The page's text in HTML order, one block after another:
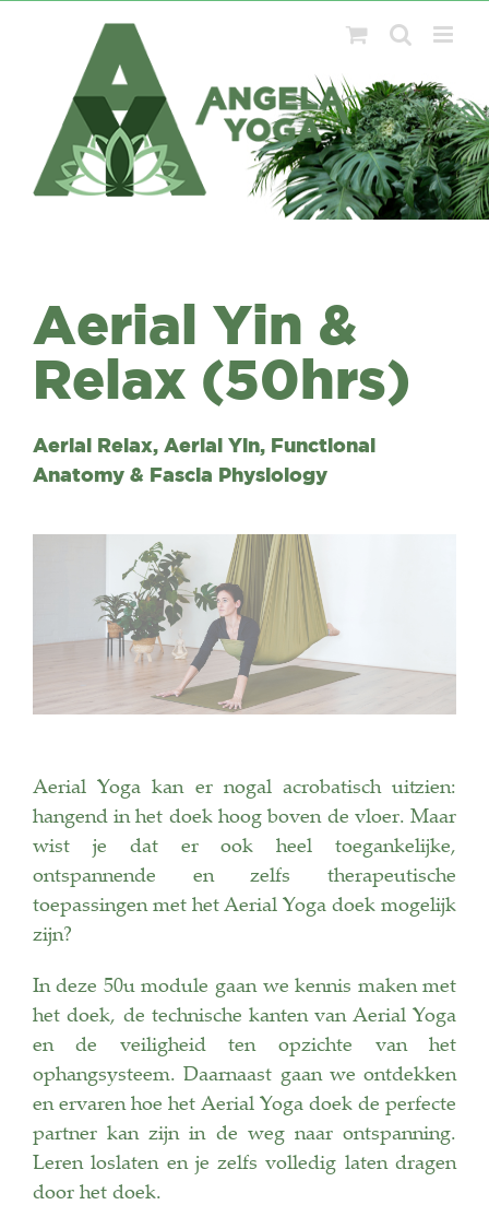
Aerial Yin &
Relax (50hrs)
Aerial Relax, Aerial Yin, Functional
Anatomy & Fascia Physiology
Aerial Yoga kan er nogal acrobatisch uitzien:
hangend in het doek hoog boven de vloer. Maar
wist je dat er ook heel toegankelijke,
ontspannende en zelfs therapeutische
toepassingen met het Aerial Yoga doek mogelijk
zijn?
In deze 50u module gaan we kennis maken met
het doek, de technische kanten van Aerial Yoga
en de veiligheid ten opzichte van het
ophangsysteem. Daarnaast gaan we ontdekken
en ervaren hoe het Aerial Yoga doek de perfecte
partner kan zijn in de weg naar ontspanning.
Leren loslaten en je zelfs volledig laten dragen
door het doek.